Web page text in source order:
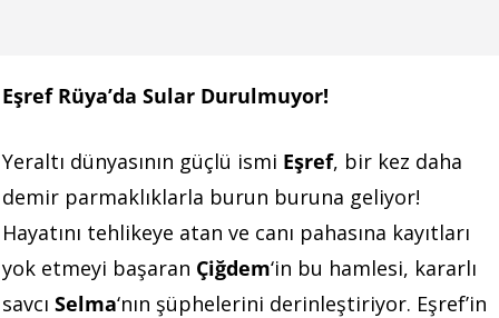
Eşref Rüya’da Sular Durulmuyor!
Yeraltı dünyasının güçlü ismi Eşref, bir kez daha
demir parmaklıklarla burun buruna geliyor!
Hayatını tehlikeye atan ve canı pahasına kayıtları
yok etmeyi başaran Çiğdem‘in bu hamlesi, kararlı
savcı Selma‘nın şüphelerini derinleştiriyor. Eşref’in